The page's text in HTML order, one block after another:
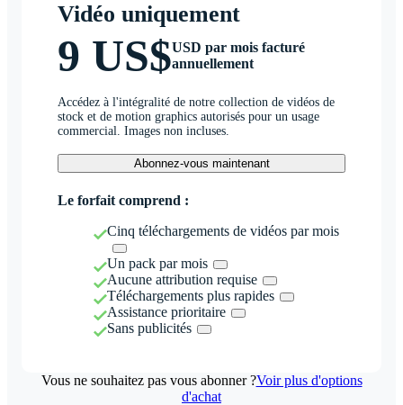
Vidéo uniquement
9 US$USD par mois facturé
annuellement
Accédez à l'intégralité de notre collection de vidéos de
stock et de motion graphics autorisés pour un usage
commercial. Images non incluses.
Abonnez-vous maintenant
Le forfait comprend :
Cinq téléchargements de vidéos par mois
Un pack par mois
Aucune attribution requise
Téléchargements plus rapides
Assistance prioritaire
Sans publicités
Vous ne souhaitez pas vous abonner ?Voir plus d'options
d'achat